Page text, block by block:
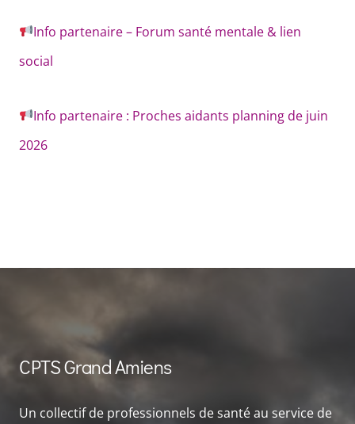
Info partenaire – Forum santé mentale & lien
social
Info partenaire : Proches aidants planning de juin
2026
CPTS Grand Amiens
Un collectif de professionnels de santé au service de